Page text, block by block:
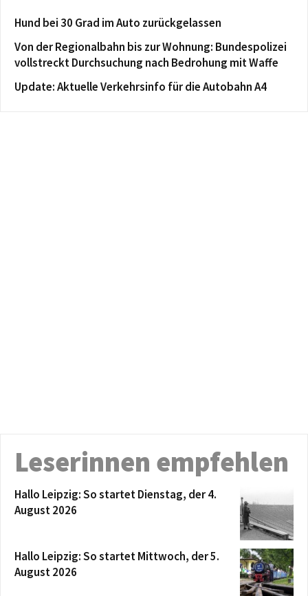
Hund bei 30 Grad im Auto zurückgelassen
Von der Regionalbahn bis zur Wohnung: Bundespolizei
vollstreckt Durchsuchung nach Bedrohung mit Waffe
Update: Aktuelle Verkehrsinfo für die Autobahn A4
Leserinnen empfehlen
Hallo Leipzig: So startet Dienstag, der 4.
August 2026
Hallo Leipzig: So startet Mittwoch, der 5.
August 2026